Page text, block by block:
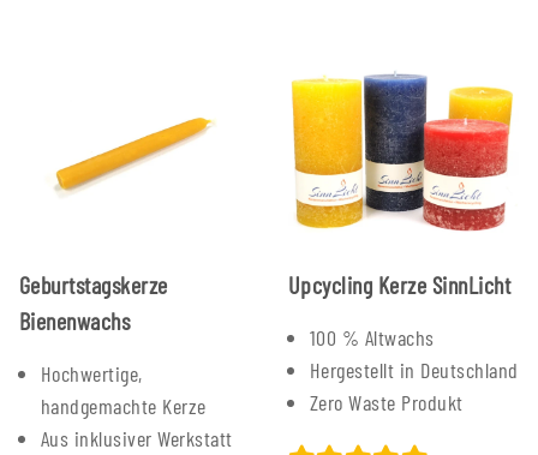
Geburtstagskerze
Bienenwachs
Hochwertige,
handgemachte Kerze
Aus inklusiver Werkstatt
Upcycling Kerze SinnLicht
100 % Altwachs
Hergestellt in Deutschland
Zero Waste Produkt